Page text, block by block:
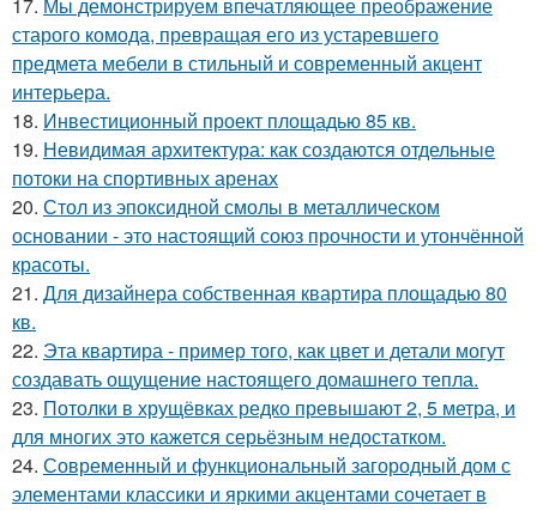
старого комода, превращая его из устаревшего
предмета мебели в стильный и современный акцент
интерьера.
18. Инвестиционный проект площадью 85 кв.
19. Невидимая архитектура: как создаются отдельные
потоки на спортивных аренах
20. Стол из эпоксидной смолы в металлическом
основании - это настоящий союз прочности и утончённой
красоты.
21. Для дизайнера собственная квартира площадью 80
кв.
22. Эта квартира - пример того, как цвет и детали могут
создавать ощущение настоящего домашнего тепла.
23. Потолки в хрущёвках редко превышают 2, 5 метра, и
для многих это кажется серьёзным недостатком.
24. Современный и функциональный загородный дом с
элементами классики и яркими акцентами сочетает в